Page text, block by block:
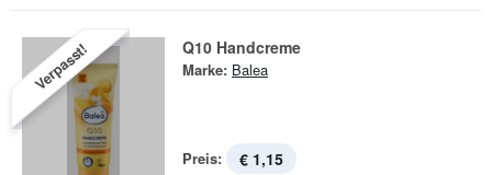
Verpasst! Q10 Handcreme
Marke: Balea
Preis: € 1,15